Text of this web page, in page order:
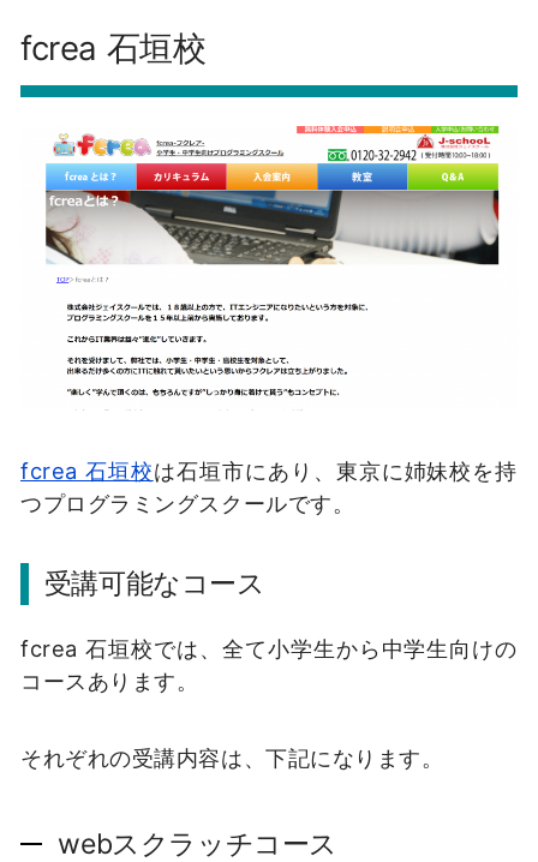
fcrea 石垣校
fcrea 石垣校は石垣市にあり、東京に姉妹校を持
つプログラミングスクールです。
受講可能なコース
fcrea 石垣校では、全て小学生から中学生向けの
コースあります。
それぞれの受講内容は、下記になります。
webスクラッチコース